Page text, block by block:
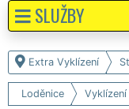
Extra Vyklízení
Loděnice
SLUŽBY